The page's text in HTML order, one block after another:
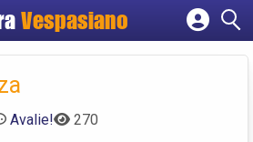
Vespasiano
Cadastrar empresa
Avalie! 270